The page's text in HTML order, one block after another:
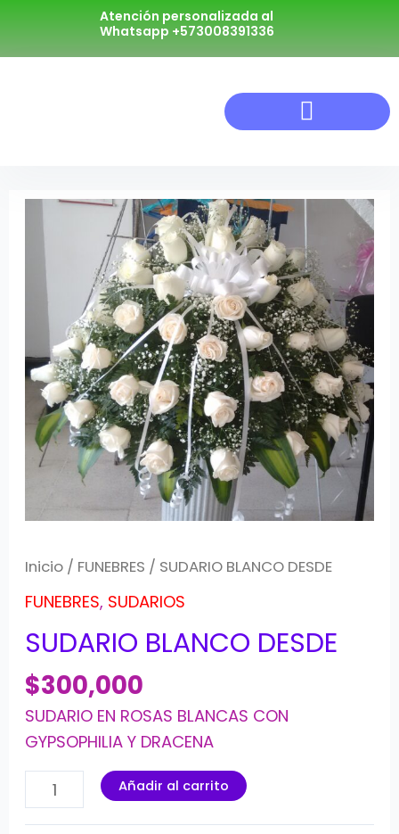
Atención personalizada al
Whatsapp +573008391336
Inicio / FUNEBRES / SUDARIO BLANCO DESDE
FUNEBRES, SUDARIOS
SUDARIO BLANCO DESDE
$300,000
SUDARIO EN ROSAS BLANCAS CON
GYPSOPHILIA Y DRACENA
Añadir al carrito